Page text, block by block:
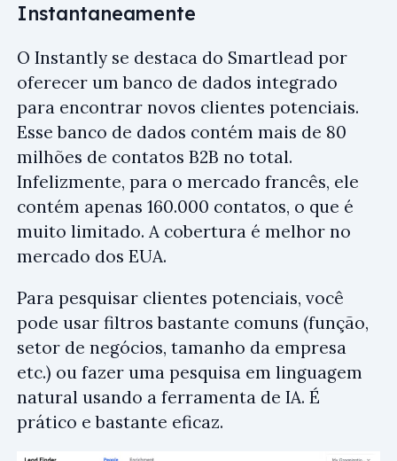
Instantaneamente
O Instantly se destaca do Smartlead por
oferecer um banco de dados integrado
para encontrar novos clientes potenciais.
Esse banco de dados contém mais de 80
milhões de contatos B2B no total.
Infelizmente, para o mercado francês, ele
contém apenas 160.000 contatos, o que é
muito limitado. A cobertura é melhor no
mercado dos EUA.
Para pesquisar clientes potenciais, você
pode usar filtros bastante comuns (função,
setor de negócios, tamanho da empresa
etc.) ou fazer uma pesquisa em linguagem
natural usando a ferramenta de IA. É
prático e bastante eficaz.